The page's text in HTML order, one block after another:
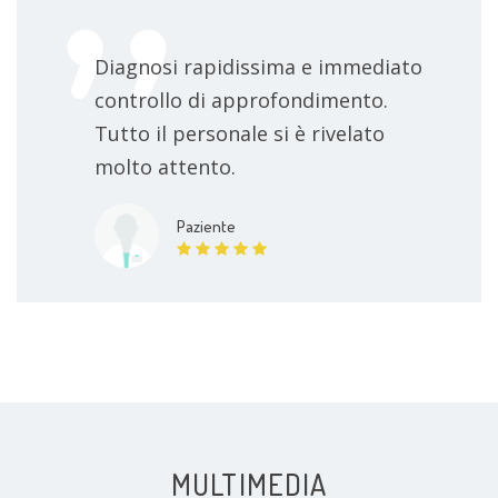
Diagnosi rapidissima e immediato
controllo di approfondimento.
Tutto il personale si è rivelato
molto attento.
Paziente
MULTIMEDIA